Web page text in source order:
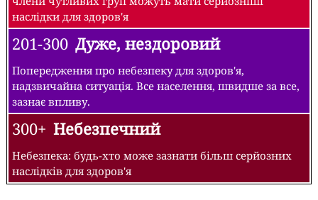
наслідки для здоров'я
201-300 Дуже, нездоровий
Попередження про небезпеку для здоров'я,
надзвичайна ситуація. Все населення, швидше за все,
зазнає впливу.
300+ Небезпечний
Небезпека: будь-хто може зазнати більш серйозних
наслідків для здоров'я